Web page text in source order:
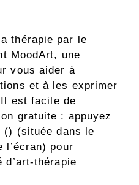
thérapie par le
MoodArt, une
vous aider à
et à les exprimer
est facile de
gratuite : appuyez
() (située dans le
l’écran) pour
thérapie